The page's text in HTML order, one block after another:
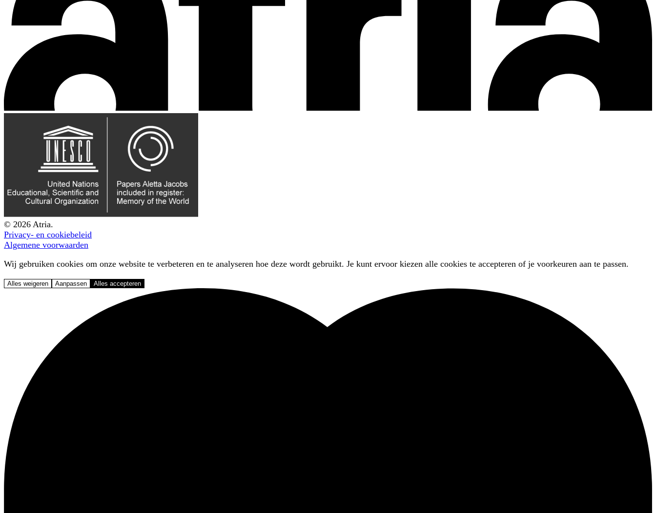
© 2026 Atria.
Privacy- en cookiebeleid
Algemene voorwaarden
Wij gebruiken cookies om onze website te verbeteren en te analyseren hoe deze wordt gebruikt. Je kunt ervoor kiezen alle cookies te accepteren of je voorkeuren aan te passen.
Alles weigeren Aanpassen Alles accepteren